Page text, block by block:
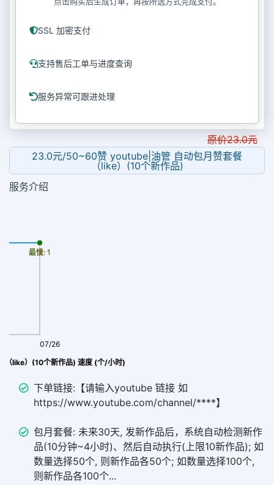
SSL 加密支付
支持售后工单与进度查询
服务异常可跟进处理
原价23.0元
23.0元/50~60赞 youtube|油管 自动包月赞套餐
（like）(10个新作品)
服务介绍
（like）(10个新作品) 速度 (个/小时)
07/26
最慢: 1
最快: 1
下单链接:【请输入youtube 链接 如
https://www.youtube.com/channel/****】
包月套餐: 未来30天, 发新作品后，系统自动检测新作
品(10分钟~4小时)、然后自动执行(上限10新作品); 如
数量选择50个, 则新作品各50个; 如数量选择100个,
则新作品各100个...